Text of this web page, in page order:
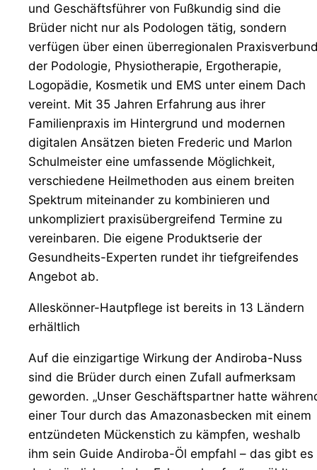
und Geschäftsführer von Fußkundig sind die
Brüder nicht nur als Podologen tätig, sondern
verfügen über einen überregionalen
der Podologie, Physiotherapie, Ergotherapie,
Logopädie, Kosmetik und EMS unter einem Dach
vereint. Mit 35 Jahren Erfahrung aus ihrer
Familienpraxis im Hintergrund und modernen
digitalen Ansätzen bieten Frederic und Marlon
Schulmeister eine umfassende Möglichkeit,
verschiedene Heilmethoden aus einem breiten
Spektrum miteinander zu kombinieren und
unkompliziert praxisübergreifend Termine zu
vereinbaren. Die eigene Produktserie der
Gesundheits-Experten rundet ihr tiefgreifendes
Angebot ab.
Alleskönner-Hautpflege ist bereits in 13 Ländern
erhältlich
Auf die einzigartige Wirkung der Andiroba-Nuss
sind die Brüder durch einen Zufall aufmerksam
geworden. „Unser Geschäftspartner hatte
einer Tour durch das Amazonasbecken mit einem
entzündeten Mückenstich zu kämpfen, weshalb
ihm sein Guide Andiroba-Öl empfahl – das gibt es